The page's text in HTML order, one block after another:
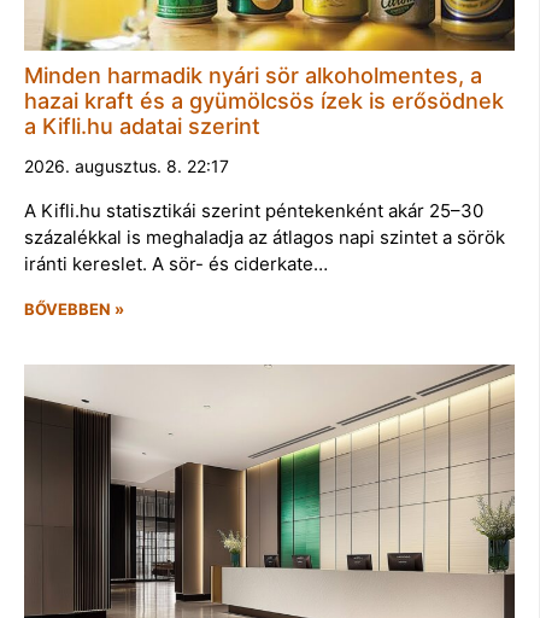
Minden harmadik nyári sör alkoholmentes, a
hazai kraft és a gyümölcsös ízek is erősödnek
a Kifli.hu adatai szerint
2026. augusztus. 8. 22:17
A Kifli.hu statisztikái szerint péntekenként akár 25–30
százalékkal is meghaladja az átlagos napi szintet a sörök
iránti kereslet. A sör- és ciderkate…
BŐVEBBEN »